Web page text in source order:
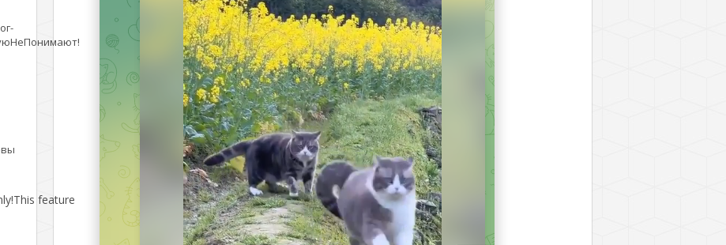
This feature